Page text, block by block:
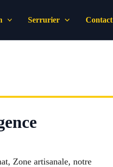
Serrurier Contact
Zone artisanale, notre